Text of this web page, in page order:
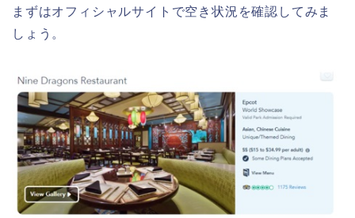
まずはオフィシャルサイトで空き状況を確認してみま
しょう。